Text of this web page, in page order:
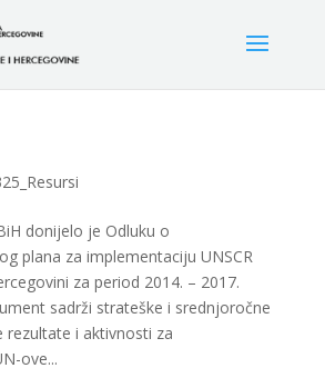
donijelo je Odluku o
plana za implementaciju UNSCR
za period 2014. – 2017.
sadrži strateške i srednjoročne
rezultate i aktivnosti za
ove...